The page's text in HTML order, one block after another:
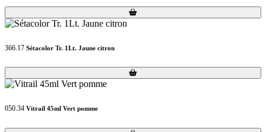
Loading...
Loading...
366.17 Sétacolor Tr. 1Lt. Jaune citron
Loading...
Loading...
050.34 Vitrail 45ml Vert pomme